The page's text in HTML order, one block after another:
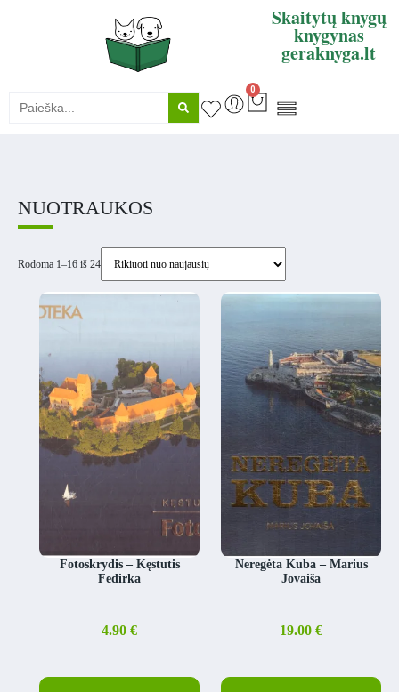
Skaitytų knygų
knygynas
geraknyga.lt
0
NUOTRAUKOS
Rodoma 1–16 iš 24
Fotoskrydis – Kęstutis
Fedirka
4.90€
Neregėta Kuba – Marius
Jovaiša
19.00€